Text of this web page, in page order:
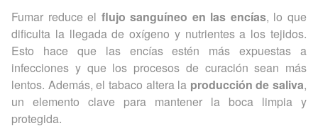
Fumar reduce el flujo sanguíneo en las encías, lo que
dificulta la llegada de oxígeno y nutrientes a los tejidos.
Esto hace que las encías estén más expuestas a
infecciones y que los procesos de curación sean más
lentos. Además, el tabaco altera la producción de saliva,
un elemento clave para mantener la boca limpia y
protegida.